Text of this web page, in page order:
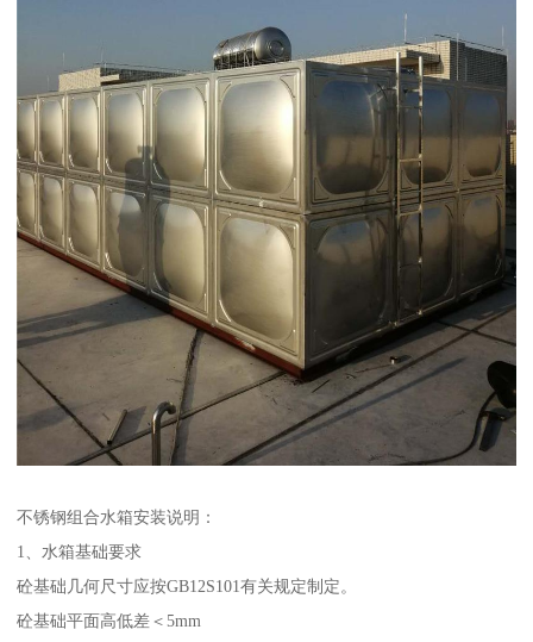
不锈钢组合水箱安装说明：
1、水箱基础要求
砼基础几何尺寸应按GB12S101有关规定制定。
砼基础平面高低差＜5mm